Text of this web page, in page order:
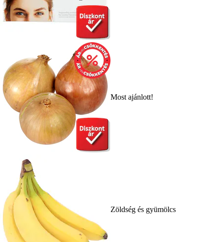
Most ajánlott!
Zöldség és gyümölcs